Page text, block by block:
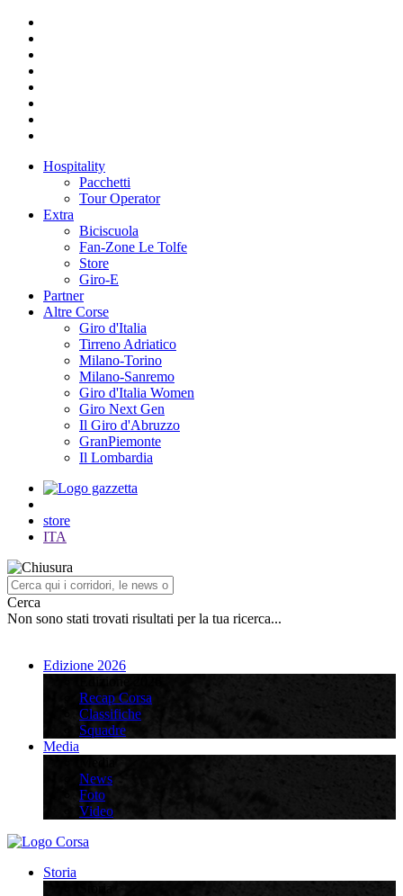
Hospitality
Pacchetti
Tour Operator
Extra
Biciscuola
Fan-Zone Le Tolfe
Store
Giro-E
Partner
Altre Corse
Giro d'Italia
Tirreno Adriatico
Milano-Torino
Milano-Sanremo
Giro d'Italia Women
Giro Next Gen
Il Giro d'Abruzzo
GranPiemonte
Il Lombardia
store
ITA
Cerca
Non sono stati trovati risultati per la tua ricerca...
Edizione 2026
Recap Corsa
Classifiche
Squadre
Media
News
Foto
Video
Storia